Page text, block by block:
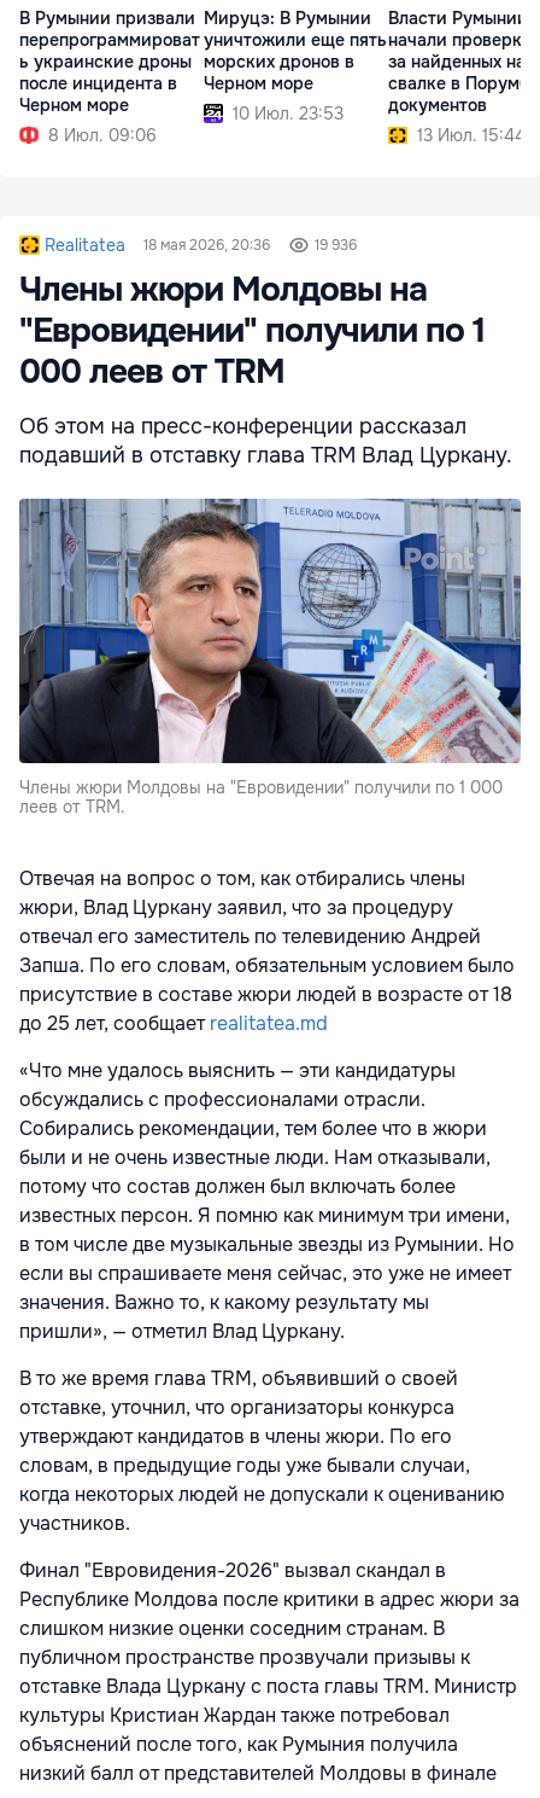
В Румынии призвали
перепрограммироват
ь украинские дроны
после инцидента в
Черном море
8 Июл. 09:06
Мируцэ: В Румынии
уничтожили еще пять
морских дронов в
Черном море
10 Июл. 23:53
Власти Румынии
начали проверку
за найденных на
свалке в
документов
13 Июл. 15:44
Realitatea 18 мая 2026, 20:36 19 936
Члены жюри Молдовы на
"Евровидении" получили по 1
000 леев от TRM
Об этом на пресс-конференции рассказал
подавший в отставку глава TRM Влад Цуркану.
Члены жюри Молдовы на "Евровидении" получили по 1 000
леев от TRM.
Отвечая на вопрос о том, как отбирались члены
жюри, Влад Цуркану заявил, что за процедуру
отвечал его заместитель по телевидению Андрей
Запша. По его словам, обязательным условием было
присутствие в составе жюри людей в возрасте от 18
до 25 лет, сообщаетrealitatea.md
«Что мне удалось выяснить — эти кандидатуры
обсуждались с профессионалами отрасли.
Собирались рекомендации, тем более что в жюри
были и не очень известные люди. Нам отказывали,
потому что состав должен был включать более
известных персон. Я помню как минимум три имени,
в том числе две музыкальные звезды из Румынии. Но
если вы спрашиваете меня сейчас, это уже не имеет
значения. Важно то, к какому результату мы
пришли», — отметил Влад Цуркану.
В то же время глава TRM, объявивший о своей
отставке, уточнил, что организаторы конкурса
утверждают кандидатов в члены жюри. По его
словам, в предыдущие годы уже бывали случаи,
когда некоторых людей не допускали к оцениванию
участников.
Финал "Евровидения-2026" вызвал скандал в
Республике Молдова после критики в адрес жюри за
слишком низкие оценки соседним странам. В
публичном пространстве прозвучали призывы к
отставке Влада Цуркану с поста главы TRM. Министр
культуры Кристиан Жардан также потребовал
объяснений после того, как Румыния получила
низкий балл от представителей Молдовы в финале